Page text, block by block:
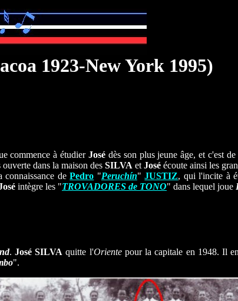
1923-New York 1995)
commence à étudier Josédès son plus jeune âge, et c'est
dans la maison des SILVA et José écoute ainsi les
dePedro "Peruchín"JUSTIZ, qui l'incite à
intègre les "TROVADORES de TONO" dans lequel joue
. José SILVA quitte l'Orientepour la capitale en 1948. Il
".